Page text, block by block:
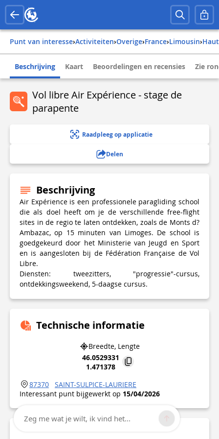
Punt van interesse› Activiteiten› Overige› france› limousin›
Beschrijving Kaart Beoordelingen en recensies Zie
Vol libre Air Expérience - stage de
parapente
Raadpleeg op applicatie
Delen
Beschrijving
Air Expérience is een professionele paragliding school
die als doel heeft om je de verschillende free-flight
sites in de regio te laten ontdekken, zoals de Monts d?
Ambazac, op 15 minuten van Limoges. De school is
goedgekeurd door het Ministerie van Jeugd en Sport
en is aangesloten bij de Fédération Française de Vol
Libre.
Diensten: tweezitters, "progressie"-cursus,
ontdekkingsweekend, 5-daagse cursus.
Technische informatie
Breedte, Lengte
46.0529331
1.471378
87370
SAINT-SULPICE-LAURIERE
Interessant punt bijgewerkt op 15/04/2026
Zeg me wat je wilt, ik vind het...